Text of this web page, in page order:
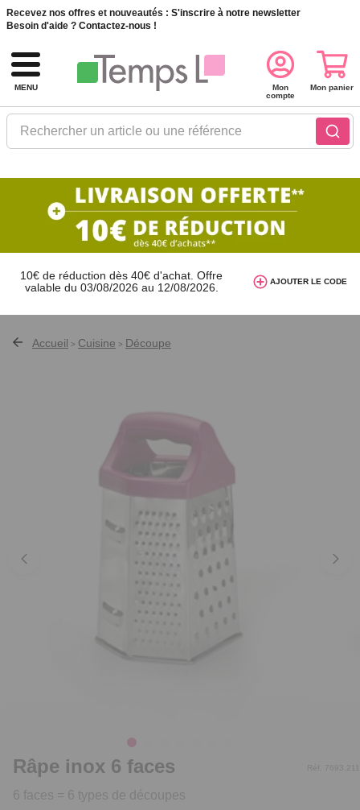
Recevez nos offres et nouveautés : S'inscrire à notre newsletter
Besoin d'aide ? Contactez-nous !
MENU
Rechercher un article ou une référence
Mon
compte
Mon panier
10€ de réduction dès 40€ d'achat. Offre
valable du 03/08/2026 au 12/08/2026.
avec le code AT26
AJOUTER LE CODE
Accueil > Cuisine > Découpe
Râpe inox 6 faces
6 faces = 6 types de découpes
Réf. 7693.211